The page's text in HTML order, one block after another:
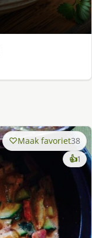
Maak favoriet38
👍1